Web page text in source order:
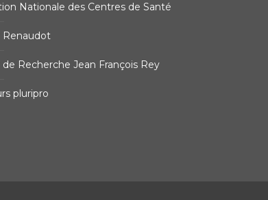
Nationale des Centres de Santé
Recherche Jean François Rey
pluripro